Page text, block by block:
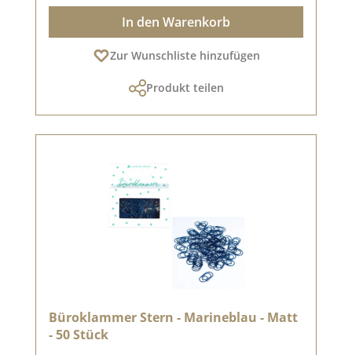
In den Warenkorb
Zur Wunschliste hinzufügen
Produkt teilen
Büroklammer Stern - Marineblau - Matt
- 50 Stück